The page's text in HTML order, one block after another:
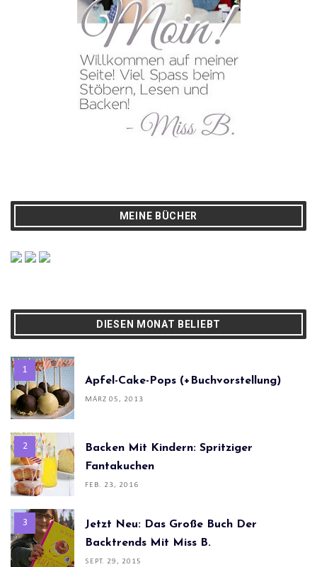
MEINE BÜCHER
DIESEN MONAT BELIEBT
Apfel-Cake-Pops (+Buchvorstellung)
MÄRZ 05, 2013
Backen Mit Kindern: Spritziger
Fantakuchen
FEB. 23, 2016
Jetzt Neu: Das Große Buch Der
Backtrends Mit Miss B.
SEPT. 29, 2015